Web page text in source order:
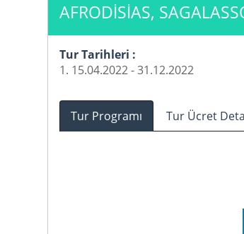
AFRODİSİAS,
Tur Tarihleri :
1. 15.04.2022 - 31.12.2022
Tur Programı Tur Ücret